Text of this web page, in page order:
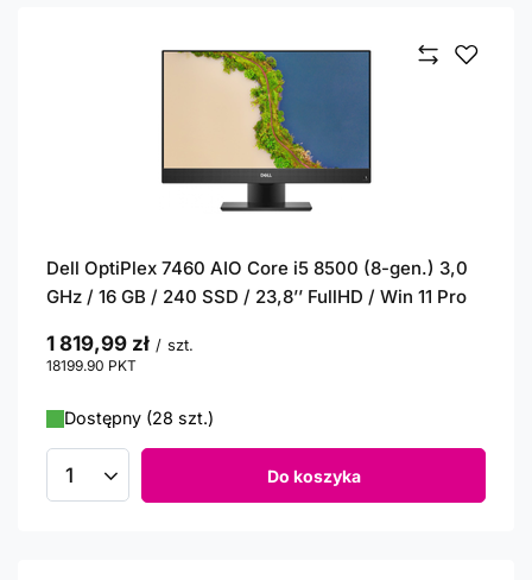
Dell OptiPlex 7460 AIO Core i5 8500 (8-gen.) 3,0
GHz / 16 GB / 240 SSD / 23,8’’ FullHD / Win 11 Pro
1 819,99 zł / szt.
18199.90 PKT
Dostępny (28 szt.)
Ilość produktów Do koszyka